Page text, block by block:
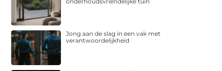
Jong aan de slag in een vak met
verantwoordelijkheid